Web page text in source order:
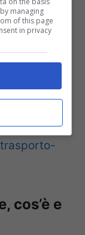
la bici
una sacca
i
e-
cos’è e
managing
of this page
in privacy